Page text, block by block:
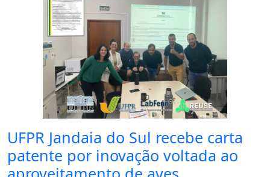
UFPR Jandaia do Sul recebe carta
patente por inovação voltada ao